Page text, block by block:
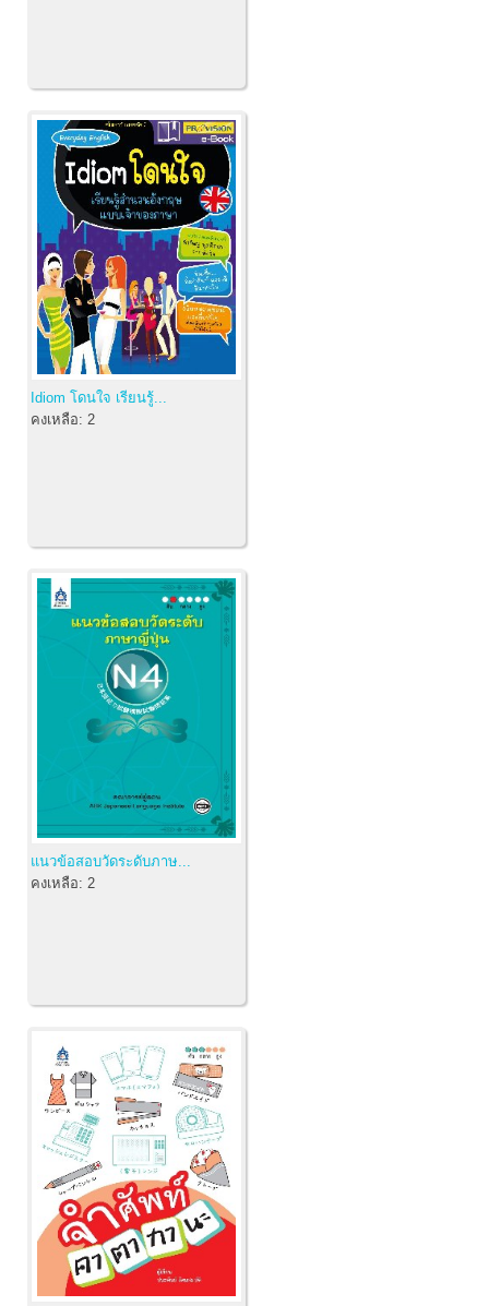
Idiom โดนใจ เรียนรู้...
คงเหลือ: 2
แนวข้อสอบวัดระดับภาษ...
คงเหลือ: 2